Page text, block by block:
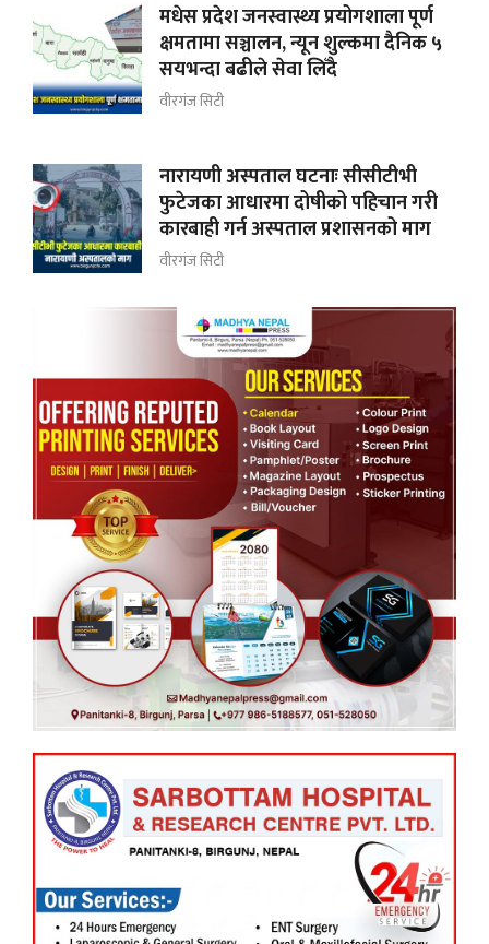
मधेस प्रदेश जनस्वास्थ्य प्रयोगशाला पूर्ण
क्षमतामा सञ्चालन, न्यून शुल्कमा दैनिक ५
सयभन्दा बढीले सेवा लिँदै
वीरगंज सिटी
नारायणी अस्पताल घटनाः सीसीटीभी
फुटेजका आधारमा दोषीको पहिचान गरी
कारबाही गर्न अस्पताल प्रशासनको माग
वीरगंज सिटी